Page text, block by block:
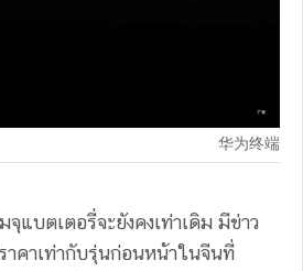
华为终端
แบตเตอรี่จะยังคงเท่าเดิม มีข่าว
าคาเท่ากับรุ่นก่อนหน้าในจีนที่